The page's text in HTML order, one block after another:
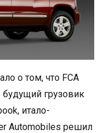
о том, что FCA
грузовик
итало-
Automobiles решил